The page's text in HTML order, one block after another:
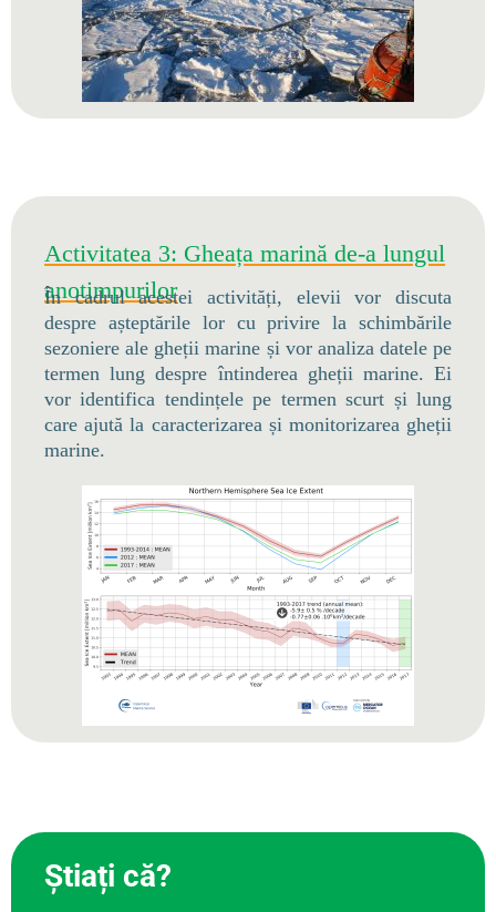
Activitatea 3: Gheața marină de-a lungul
anotimpurilor
În cadrul acestei activități, elevii vor discuta
despre așteptările lor cu privire la schimbările
sezoniere ale gheții marine și vor analiza datele pe
termen lung despre întinderea gheții marine. Ei
vor identifica tendințele pe termen scurt și lung
care ajută la caracterizarea și monitorizarea gheții
marine.
Știați că?